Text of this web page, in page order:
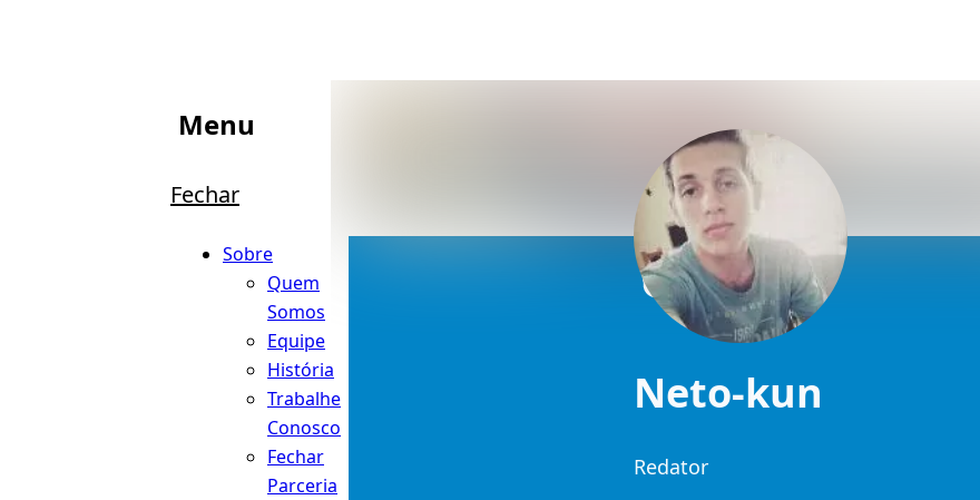
Menu
Fechar
Sobre
Quem
Somos
Equipe
História
Trabalhe
Conosco
Fechar
Parceria
Neto-kun
Redator